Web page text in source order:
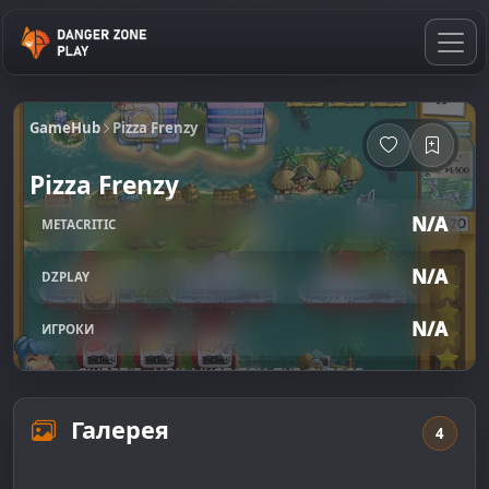
GameHub Pizza Frenzy
Pizza Frenzy
METACRITIC N/A
DZPLAY N/A
ИГРОКИ N/A
Галерея 4